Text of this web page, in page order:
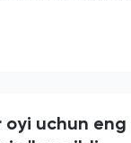
uchun eng